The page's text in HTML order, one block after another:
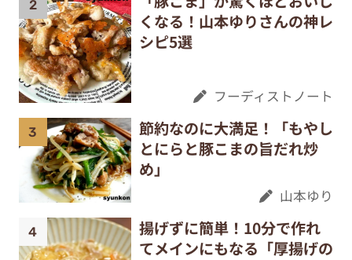
くなる！山本ゆりさんの神レ
シピ5選
フーディストノート
節約なのに大満足！「もやし
とにらと豚こまの旨だれ炒
め」
山本ゆり
揚げずに簡単！10分で作れ
てメインにもなる「厚揚げの